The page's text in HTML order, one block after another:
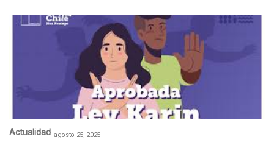
Actualidad agosto 25, 2025